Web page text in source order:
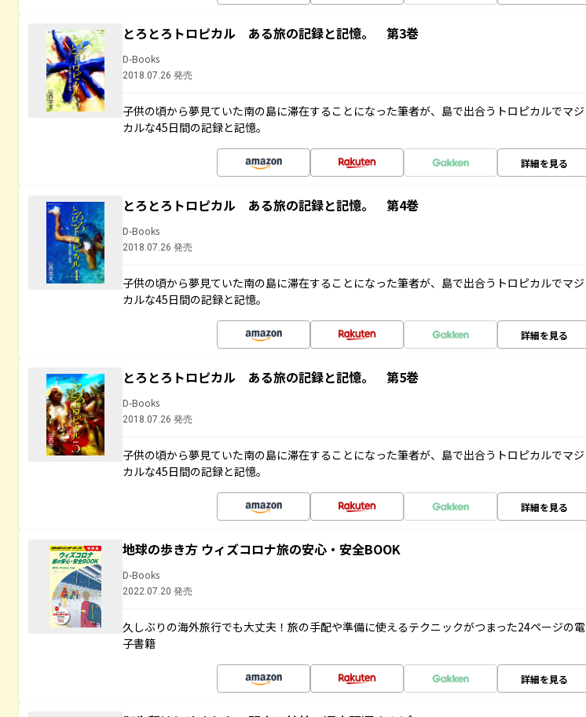
とろとろトロピカル ある旅の記録と記憶。 第3巻
D-Books
2018.07.26 発売
子供の頃から夢見ていた南の島に滞在することになった筆者が、島で出合うトロピカルでマジ
カルな45日間の記録と記憶。
詳細を見る
とろとろトロピカル ある旅の記録と記憶。 第4巻
D-Books
2018.07.26 発売
子供の頃から夢見ていた南の島に滞在することになった筆者が、島で出合うトロピカルでマジ
カルな45日間の記録と記憶。
詳細を見る
とろとろトロピカル ある旅の記録と記憶。 第5巻
D-Books
2018.07.26 発売
子供の頃から夢見ていた南の島に滞在することになった筆者が、島で出合うトロピカルでマジ
カルな45日間の記録と記憶。
詳細を見る
地球の歩き方 ウィズコロナ旅の安心・安全BOOK
D-Books
2022.07.20 発売
久しぶりの海外旅行でも大丈夫！旅の手配や準備に使えるテクニックがつまった24ページの電
子書籍
詳細を見る